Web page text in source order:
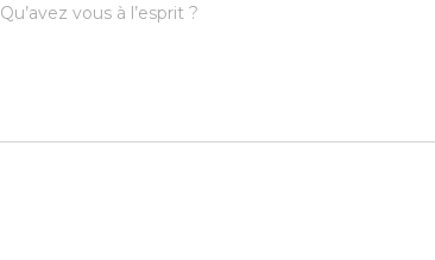
Qu’avez vous à l’esprit ?